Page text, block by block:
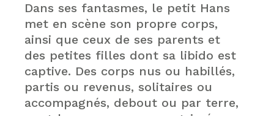
Dans ses fantasmes, le petit Hans
met en scène son propre corps,
ainsi que ceux de ses parents et
des petites filles dont sa libido est
captive. Des corps nus ou habillés,
partis ou revenus, solitaires ou
accompagnés, debout ou par terre,